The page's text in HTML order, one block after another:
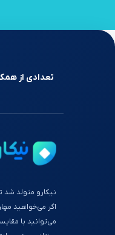
تعدادی از
نیکارو متولد شد
اگر می‌خواهید
می‌توانید با